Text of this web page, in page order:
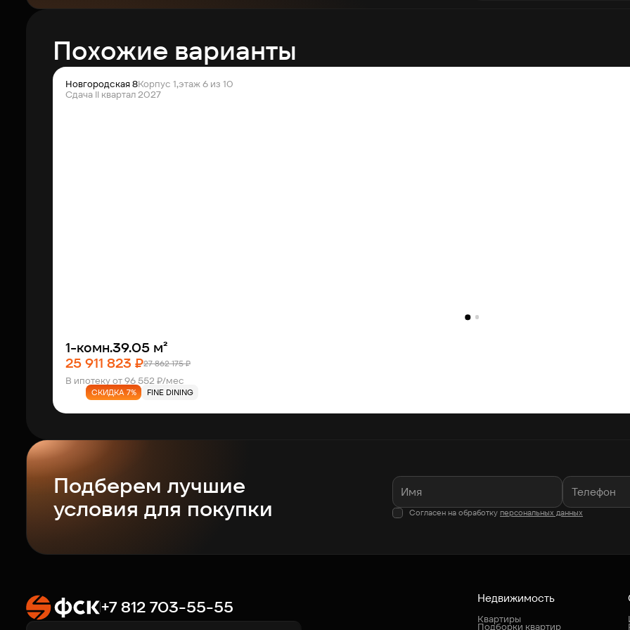
Похожие варианты
Новгородская 8Корпус 1,этаж 6 из 10
Сдача II квартал 2027
1-комн.39.05 м²
25 911 823 ₽27 862 175 ₽
В ипотеку от 96 552 ₽/мес
СКИДКА 7% FINE DINING
Подберем лучшие
условия для покупки
Согласен на обработкуперсональных данных
+7 812 703-55-55 Недвижимость
Квартиры
Подборки квартир